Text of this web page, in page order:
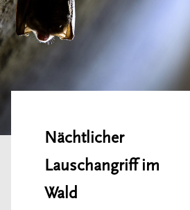
Nächtlicher
Lauschangriff im
Wald